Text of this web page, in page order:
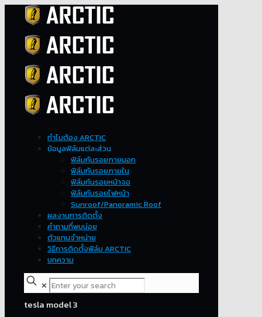
ทำไมต้อง ARCTIC
ข้อมูลฟิล์มแต่ละส่วน
ฟิล์มกันรอยภายนอก
ฟิล์มกันรอยภายใน
ฟิล์มกันรอยหน้าจอ
ฟิล์มกันรอยไฟหน้า
Sunroof/Panoramic Roof
ผลงานการติดตั้ง
คำถามที่พบบ่อย
ตัวแทนจำหน่าย
วิธีการติดตั้งฟิล์ม ARCTIC
บทความ
✕
tesla model 3